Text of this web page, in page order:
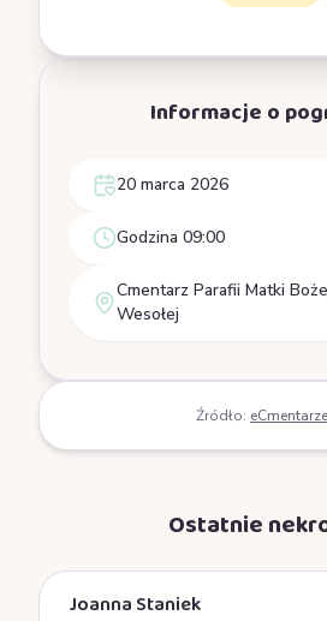
Informacje o
20 marca 2026
Godzina 09:00
Cmentarz Parafii Matki
Wesołej
Źródło: eCmentarze
Ostatnie
Joanna Staniek